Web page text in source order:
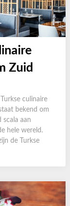
Zuid
culinaire
bekend om
scala aan
hele wereld.
de Turkse